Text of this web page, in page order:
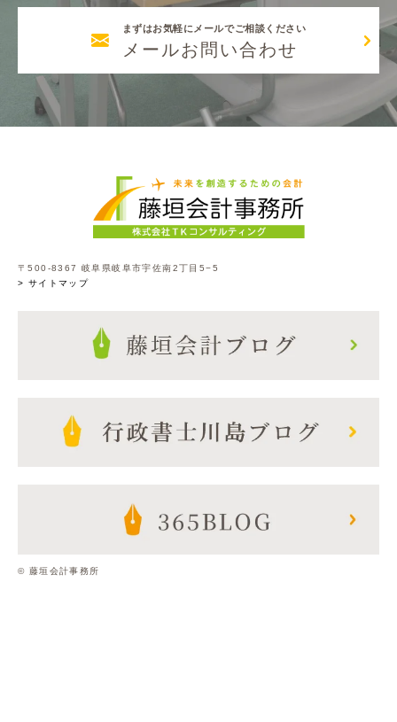
まずはお気軽にメールでご相談ください
メールお問い合わせ
〒500-8367 岐阜県岐阜市宇佐南2丁目5−5
> サイトマップ
© 藤垣会計事務所